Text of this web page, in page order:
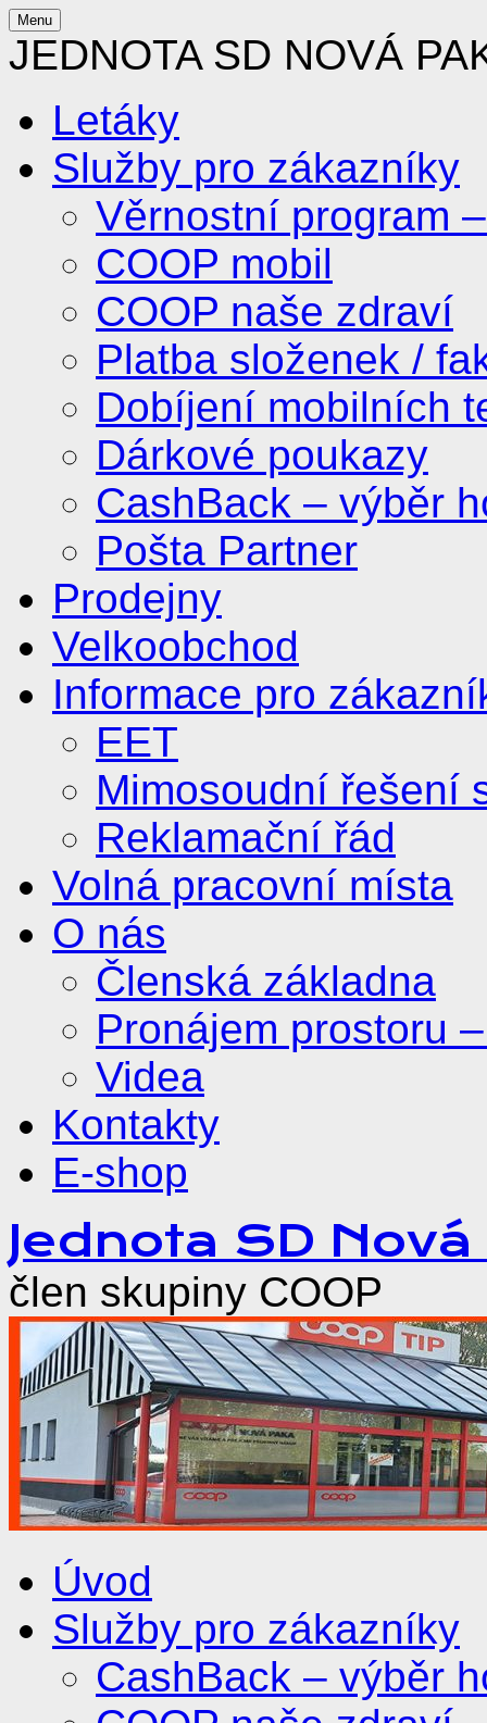
Menu
JEDNOTA SD NOVÁ
Letáky
Služby pro zákazníky
Věrnostní program
COOP mobil
COOP naše zdraví
Platba složenek /
Dobíjení mobilních
Dárkové poukazy
CashBack – výběr
Pošta Partner
Prodejny
Velkoobchod
Informace pro
EET
Mimosoudní řešení
Reklamační řád
Volná pracovní místa
O nás
Členská základna
Pronájem prostoru
Videa
Kontakty
E-shop
Přejít
obsahu
webu
Jednota SD
člen skupiny COOP
Úvod
Služby pro zákazníky
CashBack – výběr